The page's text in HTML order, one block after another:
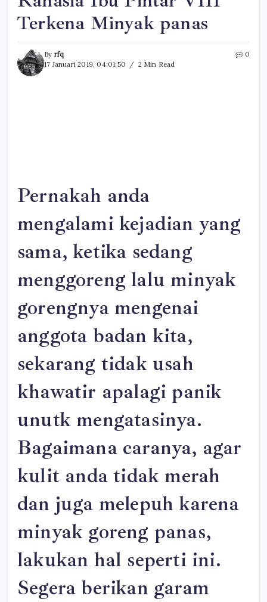
Terkena Minyak panas
By rfq
17 Januari 2019, 04:01:50
2 Min Read
0
Pernakah anda
mengalami kejadian yang
sama, ketika sedang
menggoreng lalu minyak
gorengnya mengenai
anggota badan kita,
sekarang tidak usah
khawatir apalagi panik
unutk mengatasinya.
Bagaimana caranya, agar
kulit anda tidak merah
dan juga melepuh karena
minyak goreng panas,
lakukan hal seperti ini.
Segera berikan garam